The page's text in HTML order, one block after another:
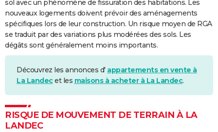
sol avec un phénomène de fissuration des habitations. Les
nouveaux logements doivent prévoir des aménagements
spécifiques lors de leur construction. Un risque moyen de RGA
se traduit par des variations plus modérées des sols. Les
dégâts sont généralement moins importants.
Découvrez les annonces d' appartements en vente à
La Landecet les maisons à acheter à La Landec.
RISQUE DE MOUVEMENT DE TERRAIN À LA
LANDEC